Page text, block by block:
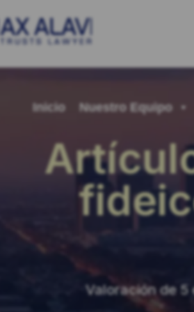
Inicio Nuestro Equipo
Valoración de 5